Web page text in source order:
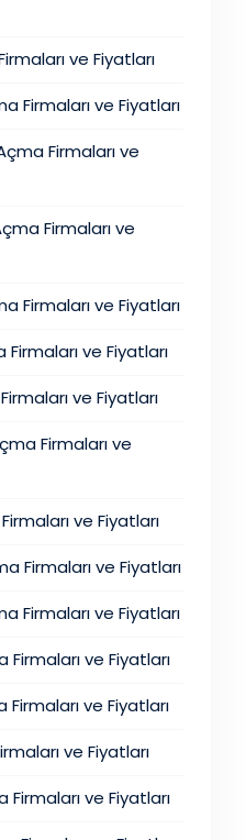
ve Fiyatları
Firmaları ve Fiyatları
Firmaları ve
Firmaları ve
Firmaları ve Fiyatları
Firmaları ve Fiyatları
ve Fiyatları
Firmaları ve
Firmaları ve Fiyatları
Firmaları ve Fiyatları
Firmaları ve Fiyatları
Firmaları ve Fiyatları
Firmaları ve Fiyatları
ve Fiyatları
Firmaları ve Fiyatları